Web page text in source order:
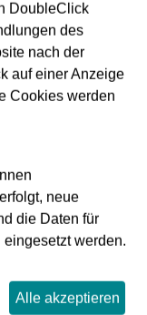
dabei?
Stellen.
DoubleClick
des
nach der
auf einer Anzeige
Cookies werden
neue
die Daten für
werden.
Alle akzeptieren